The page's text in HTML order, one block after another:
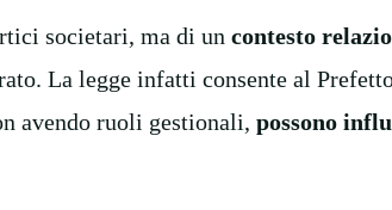
societari, ma di un contesto
La legge infatti consente al
avendo ruoli gestionali, possono